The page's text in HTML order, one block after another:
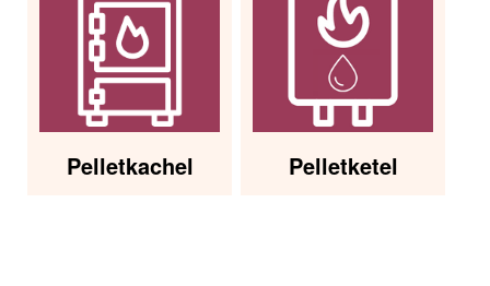
Pelletkachel Pelletketel